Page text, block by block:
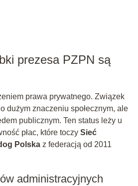
prezesa PZPN są
prawa prywatnego. Związek
dużym znaczeniu społecznym, ale
publicznym. Ten status leży u
płac, które toczy Sieć
Polskaz federacją od 2011
administracyjnych